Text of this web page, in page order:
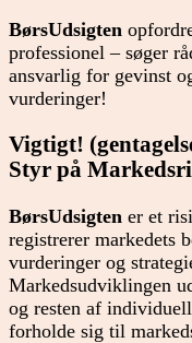
BørsUdsigten
professionel – søger
ansvarlig for gevinst
vurderinger!
Vigtigt!
Styr på
BørsUdsigten er et
registrerer markedets
vurderinger og
Markedsudviklingen
og resten af
forholde sig til